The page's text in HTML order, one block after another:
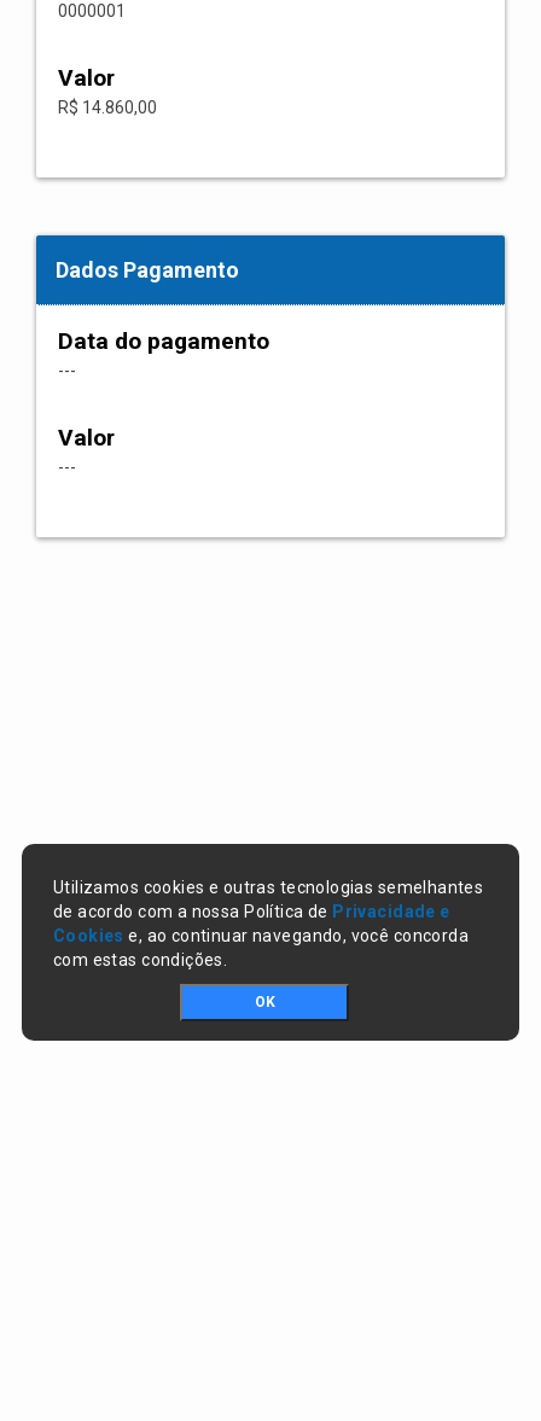
0000001
Valor
R$ 14.860,00
Dados Pagamento
Data do pagamento
---
Valor
---
Utilizamos cookies e outras tecnologias semelhantes
de acordo com a nossa Política de Privacidade e
Cookies e, ao continuar navegando, você concorda
com estas condições.
OK